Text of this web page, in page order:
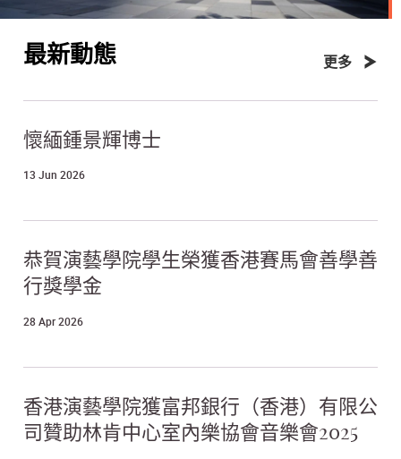
最新動態 更多
懷緬鍾景輝博士
13 Jun 2026
恭賀演藝學院學生榮獲香港賽馬會善學善
行獎學金
28 Apr 2026
香港演藝學院獲富邦銀行（香港）有限公
司贊助林肯中心室內樂協會音樂會2025